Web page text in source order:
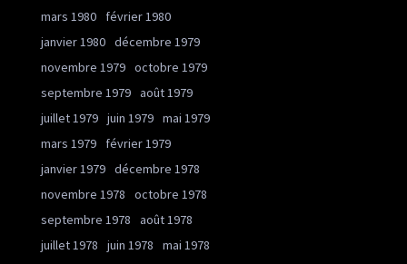
mars 1980
février 1980
janvier 1980 décembre 1979
novembre 1979 octobre 1979
septembre 1979 août 1979
juillet 1979 juin 1979 mai 1979
mars 1979
février 1979
janvier 1979 décembre 1978
novembre 1978
octobre 1978
septembre 1978
août 1978
juillet 1978
juin 1978
mai 1978